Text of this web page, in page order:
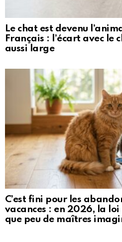
Le chat est devenu
Français : l’écart avec le
aussi large
C’est fini pour les
vacances : en 2026, la
que peu de maîtres